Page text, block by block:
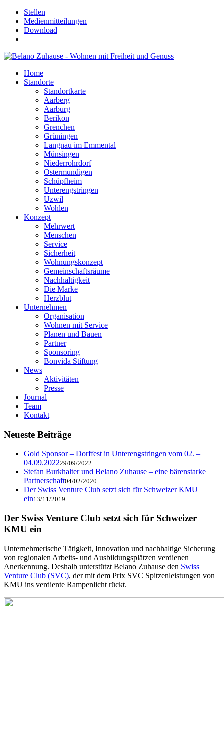
Stellen
Medienmitteilungen
Download
Home
Standorte
Standortkarte
Aarberg
Aarburg
Berikon
Grenchen
Grüningen
Langnau im Emmental
Münsingen
Niederrohrdorf
Ostermundigen
Schüpfheim
Unterengstringen
Uzwil
Wohlen
Konzept
Mehrwert
Menschen
Service
Sicherheit
Wohnungskonzept
Gemeinschaftsräume
Nachhaltigkeit
Die Marke
Herzblut
Unternehmen
Organisation
Wohnen mit Service
Planen und Bauen
Partner
Sponsoring
Bonvida Stiftung
News
Aktivitäten
Presse
Journal
Team
Kontakt
Neueste Beiträge
Gold Sponsor – Dorffest in Unterengstringen vom 02. –
04.09.202229/09/2022
Stefan Burkhalter und Belano Zuhause – eine bärenstarke
Partnerschaft04/02/2020
Der Swiss Venture Club setzt sich für Schweizer KMU
ein13/11/2019
Der Swiss Venture Club setzt sich für Schweizer
KMU ein
Unternehmerische Tätigkeit, Innovation und nachhaltige Sicherung
von regionalen Arbeits- und Ausbildungsplätzen verdienen
Anerkennung. Deshalb unterstützt Belano Zuhause den Swiss
Venture Club (SVC), der mit dem Prix SVC Spitzenleistungen von
KMU ins verdiente Rampenlicht rückt.